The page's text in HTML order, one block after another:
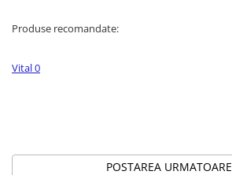
Produse recomandate:
Vital 0
POSTAREA URMATOARE